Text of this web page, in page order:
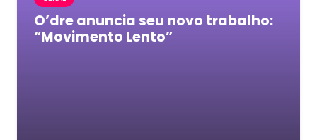
O’dre anuncia seu novo trabalho:
“Movimento Lento”